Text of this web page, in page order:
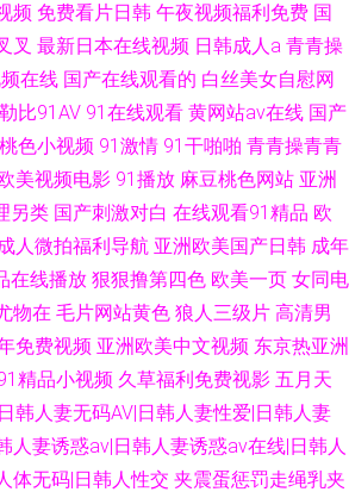
频 免费看片日韩 午夜视频福利免费 国
叉 最新日本在线视频 日韩成人a 青青操
在线 国产在线观看的 白丝美女自慰网
比91AV 91在线观看 黄网站av在线 国产
色小视频 91激情 91干啪啪 青青操青青
美视频电影 91播放 麻豆桃色网站 亚洲
另类 国产刺激对白 在线观看91精品 欧
人微拍福利导航 亚洲欧美国产日韩 成年
在线播放 狠狠撸第四色 欧美一页 女同电
物在 毛片网站黄色 狼人三级片 高清男
免费视频 亚洲欧美中文视频 东京热亚洲
精品小视频 久草福利免费视影 五月天
日韩人妻无码AV|日韩人妻性爱|日韩人妻
人妻诱惑av|日韩人妻诱惑av在线|日韩人
体无码|日韩人性交 夹震蛋惩罚走绳乳夹